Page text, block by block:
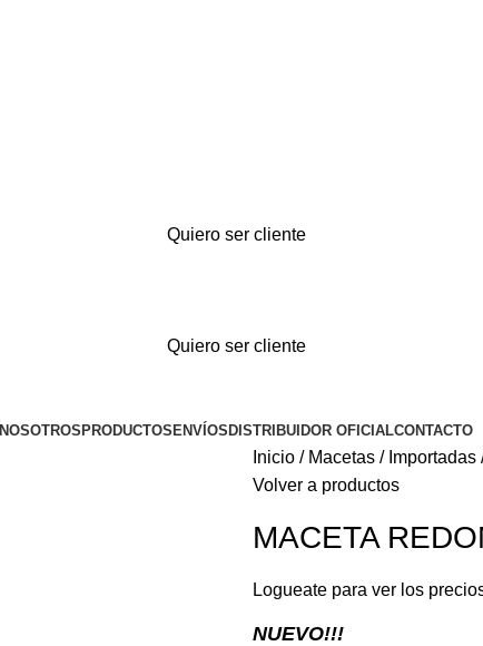
Quiero ser cliente
Quiero ser cliente
NOSOTROS PRODUCTOS ENVÍOS DISTRIBUIDOR OFICIALCONTACTO
Inicio Macetas Importadas
Volver a productos
MACETA
Logueate para ver los
NUEVO!!!